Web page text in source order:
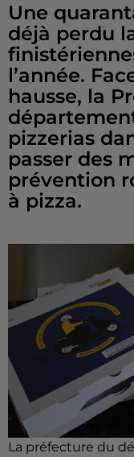
Une
déjà perdu
l’année.
hausse, la
pizzerias
passer des
prévention
à pizza.
La préfecture du